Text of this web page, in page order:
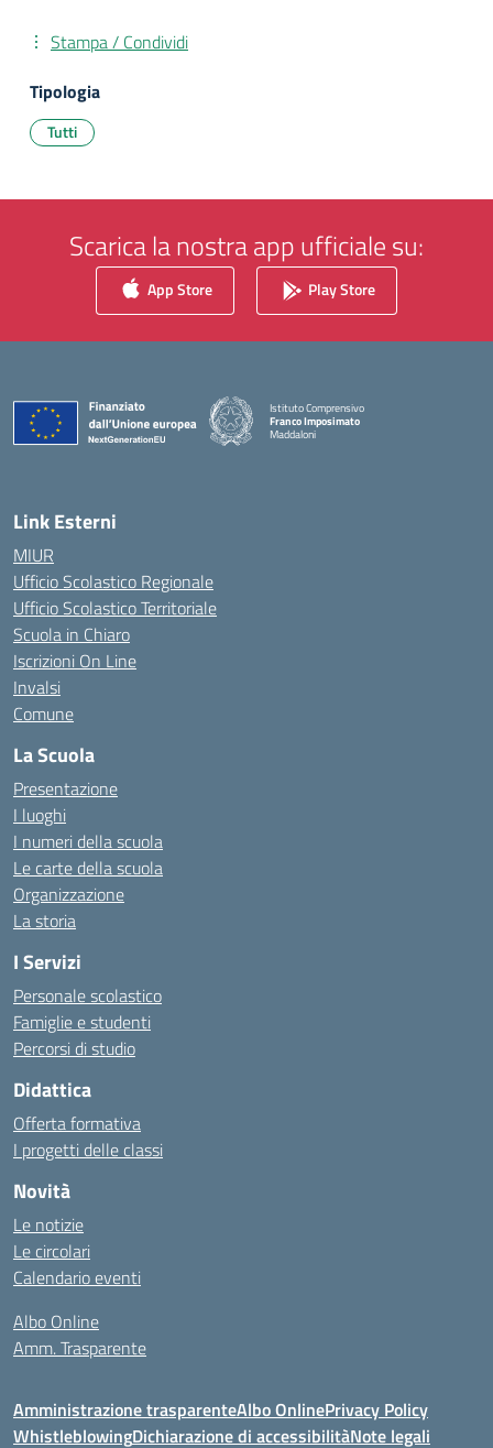
Stampa / Condividi
Tipologia
Tutti
Scarica la nostra app ufficiale su:
App Store Play Store
Istituto Comprensivo
Franco Imposimato
Maddaloni
Link Esterni
MIUR
Ufficio Scolastico Regionale
Ufficio Scolastico Territoriale
Scuola in Chiaro
Iscrizioni On Line
Invalsi
Comune
La Scuola
Presentazione
I luoghi
I numeri della scuola
Le carte della scuola
Organizzazione
La storia
I Servizi
Personale scolastico
Famiglie e studenti
Percorsi di studio
Didattica
Offerta formativa
I progetti delle classi
Novità
Le notizie
Le circolari
Calendario eventi
Albo Online
Amm. Trasparente
Amministrazione trasparenteAlbo OnlinePrivacy Policy
WhistleblowingDichiarazione di accessibilitàNote legali